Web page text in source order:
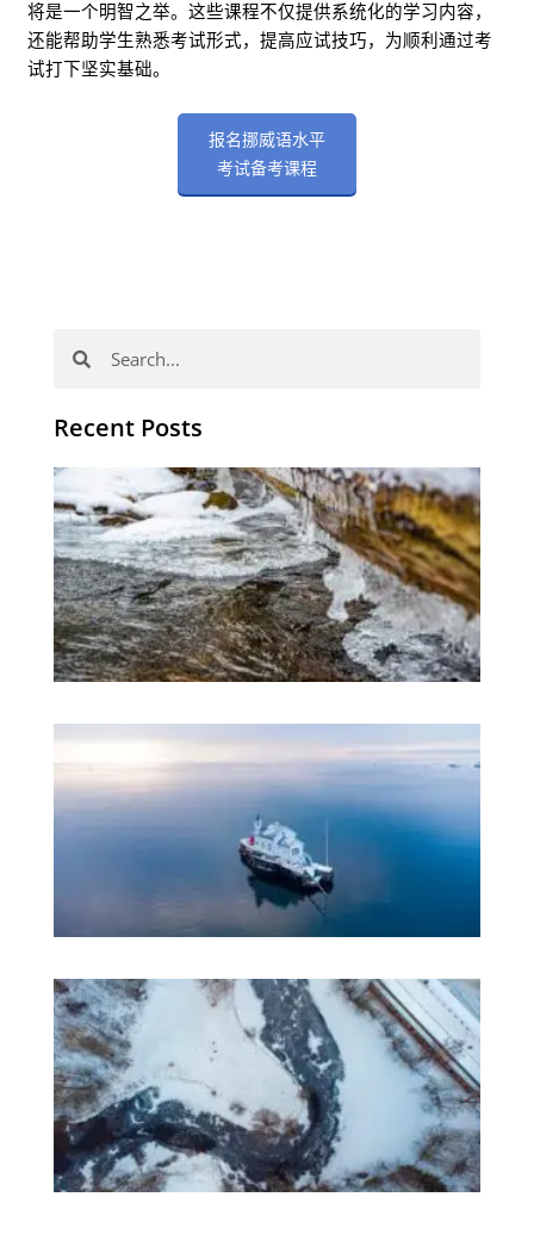
将是一个明智之举。这些课程不仅提供系统化的学习内容，
还能帮助学生熟悉考试形式，提高应试技巧，为顺利通过考
试打下坚实基础。
报名挪威语水平
考试备考课程
Recent Posts